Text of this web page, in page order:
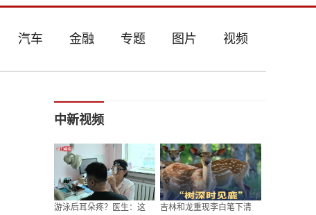
汽车 金融 专题 图片 视频
中新视频
游泳后耳朵疼？医生：这
吉林和龙重现李白笔下清